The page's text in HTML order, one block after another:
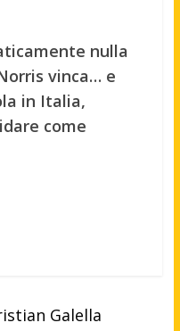
nulla
vinca… e
in Italia,
come
Galella